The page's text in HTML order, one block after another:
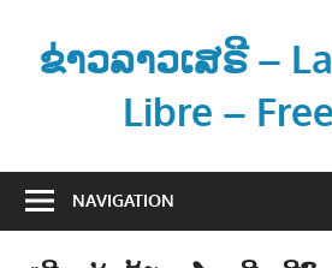
contentຂ່າວລາວເສຣີ –
Libre –
າ
NAVIGATION